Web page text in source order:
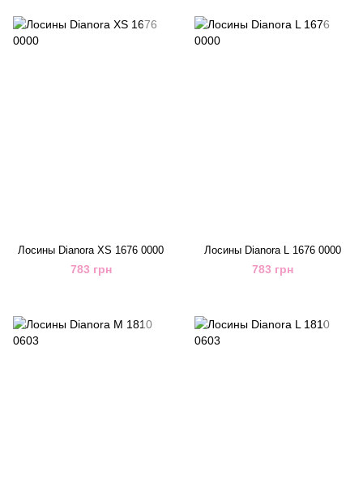
Лосины Dianora XS 1676 0000
783 грн
Лосины Dianora L 1676 0000
783 грн